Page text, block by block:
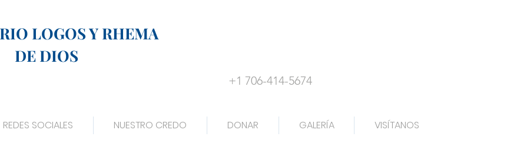
LOGOS Y RHEMA
DE DIOS
+1 706-414-5674
REDES SOCIALES NUESTRO CREDO DONAR GALERÍA VISÍTANOS